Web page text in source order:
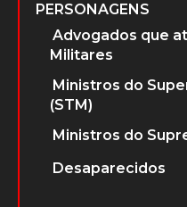
PERSONAGENS
Advogados que
Militares
Ministros do
(STM)
Ministros do
Desaparecidos